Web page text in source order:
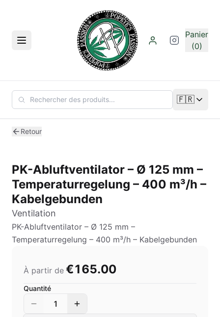
Menu
Panier
(0)
🇫🇷
Changer
Retour
PK-Abluftventilator – Ø 125 mm –
Temperaturregelung – 400 m³/h –
Kabelgebunden
Ventilation
PK-Abluftventilator – Ø 125 mm –
Temperaturregelung – 400 m³/h – Kabelgebunden
À partir de €165.00
Quantité
1